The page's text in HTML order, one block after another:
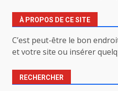
À PROPOS DE CE SITE
C’est peut-être le bon
et votre site ou insérer
RECHERCHER